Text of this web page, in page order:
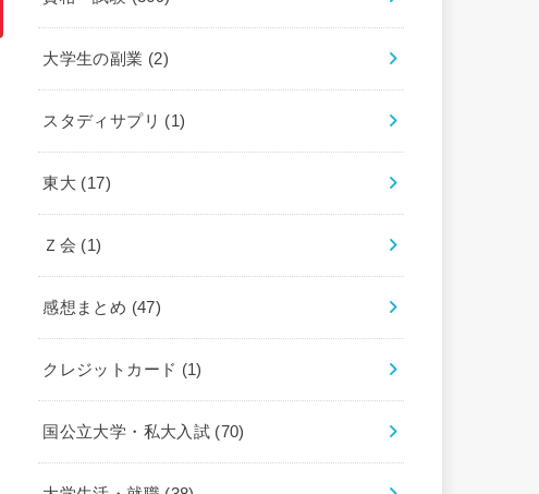
大学生の副業 (2)
スタディサプリ (1)
東大 (17)
Ｚ会 (1)
感想まとめ (47)
クレジットカード (1)
国公立大学・私大入試 (70)